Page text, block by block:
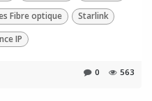
Fibre optique
Starlink
IP
0 563